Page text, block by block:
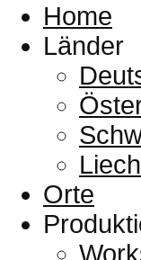
Home
Länder
Orte